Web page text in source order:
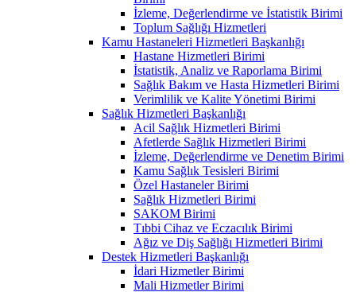
İzleme, Değerlendirme ve İstatistik Birimi
Toplum Sağlığı Hizmetleri
Kamu Hastaneleri Hizmetleri Başkanlığı
Hastane Hizmetleri Birimi
İstatistik, Analiz ve Raporlama Birimi
Sağlık Bakım ve Hasta Hizmetleri Birimi
Verimlilik ve Kalite Yönetimi Birimi
Sağlık Hizmetleri Başkanlığı
Acil Sağlık Hizmetleri Birimi
Afetlerde Sağlık Hizmetleri Birimi
İzleme, Değerlendirme ve Denetim Birimi
Kamu Sağlık Tesisleri Birimi
Özel Hastaneler Birimi
Sağlık Hizmetleri Birimi
SAKOM Birimi
Tıbbi Cihaz ve Eczacılık Birimi
Ağız ve Diş Sağlığı Hizmetleri Birimi
Destek Hizmetleri Başkanlığı
İdari Hizmetler Birimi
Mali Hizmetler Birimi